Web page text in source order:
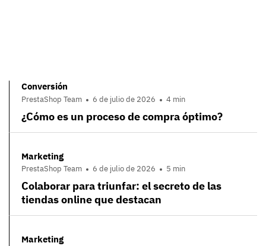
Conversión
PrestaShop Team 6 de julio de 2026 4 min
¿Cómo es un proceso de compra óptimo?
Marketing
PrestaShop Team 6 de julio de 2026 5 min
Colaborar para triunfar: el secreto de las
tiendas online que destacan
Marketing